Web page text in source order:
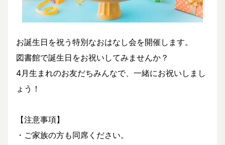
お誕生日を祝う特別なおはなし会を開催します。
図書館で誕生日をお祝いしてみませんか？
4月生まれのお友だちみんなで、一緒にお祝いしまし
ょう！
【注意事項】
・ご家族の方も同席ください。